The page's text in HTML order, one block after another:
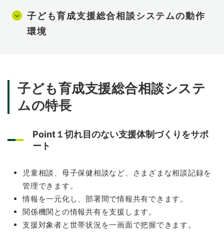
子ども育成支援総合相談システムの動作
環境
子ども育成支援総合相談システ
ムの特長
Point１切れ目のない支援体制づくりをサポ
ート
児童相談、母子保健相談など、さまざまな相談記録を
管理できます。
情報を一元化し、部署間で情報共有できます。
関係機関との情報共有を支援します。
支援対象者と世帯状況を一画面で把握できます。